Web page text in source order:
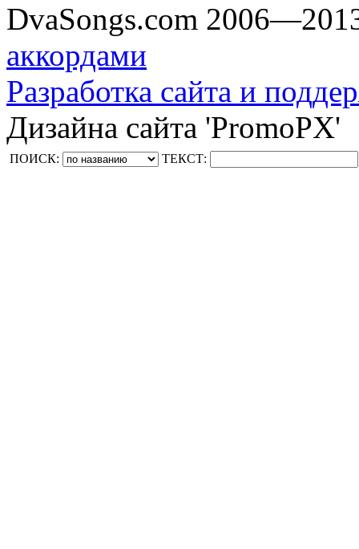
DvaSongs.com
аккордами
Разработка сайта и
Дизайна сайта 'PromoPX'
ПОИСК: ТЕКСТ: